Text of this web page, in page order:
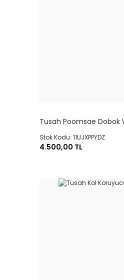
Tusah Poomsae Dobok
Stok Kodu: 11UJXPPYDZ
4.500,00 TL